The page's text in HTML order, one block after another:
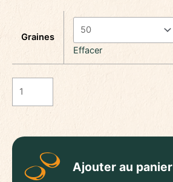
Graines
Effacer
Tomate
rose
d'Auverné
Ajouter au panier